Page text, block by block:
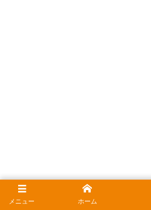
メニュー ホーム